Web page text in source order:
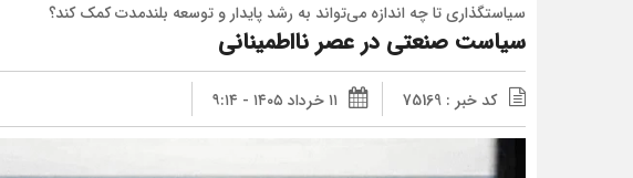
سیاستگذاری تا چه اندازه می‌تواند به رشد پایدار و توسعه بلندمدت کمک کند؟
سیاست صنعتی در عصر نااطمینانی
کد خبر : 75169 ۱۱ خرداد ۱۴۰۵ - ۹:۱۴